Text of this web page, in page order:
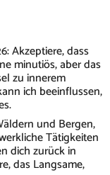
Akzeptiere, dass
minutiös, aber das
zu innerem
ich beeinflussen,
und Bergen,
Tätigkeiten
dich zurück in
das Langsame,